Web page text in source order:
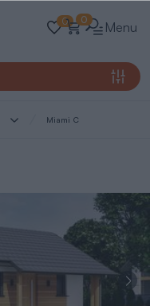
0 0 Menu
Miami C